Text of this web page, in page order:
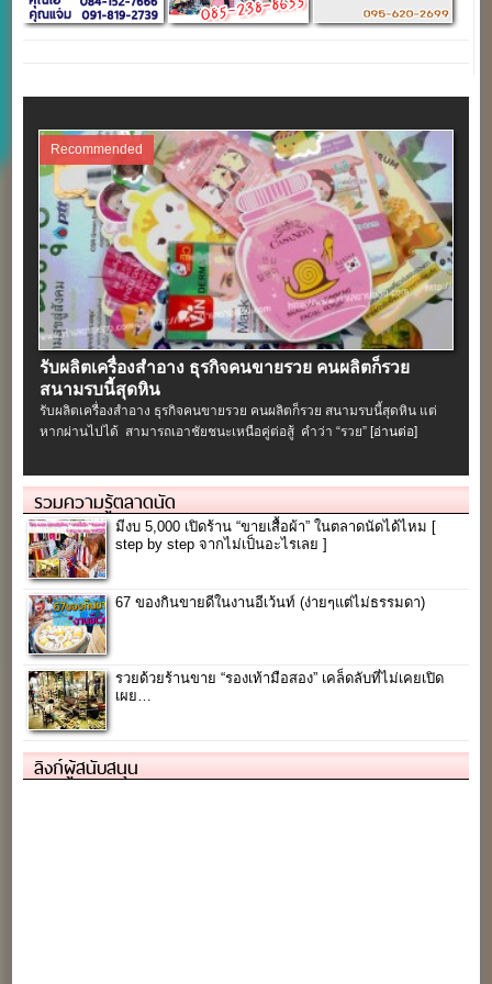
Recommended
รับผลิตเครื่องสําอาง ธุรกิจคนขายรวย คนผลิตก็รวย
สนามรบนี้สุดหิน
รับผลิตเครื่องสําอาง ธุรกิจคนขายรวย คนผลิตก็รวย สนามรบนี้สุดหิน แต่
หากผ่านไปได้ สามารถเอาชัยชนะเหนือคู่ต่อสู้ คำว่า “รวย” [อ่านต่อ]
รวมความรู้ตลาดนัด
มีงบ 5,000 เปิดร้าน “ขายเสื้อผ้า” ในตลาดนัดได้ไหม [
step by step จากไม่เป็นอะไรเลย ]
67 ของกินขายดีในงานอีเว้นท์ (ง่ายๆแต่ไม่ธรรมดา)
รวยด้วยร้านขาย “รองเท้ามือสอง” เคล็ดลับที่ไม่เคยเปิด
เผย…
ลิงก์ผู้สนับสนุน